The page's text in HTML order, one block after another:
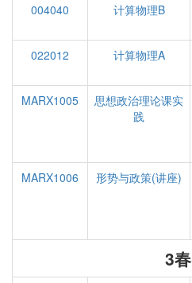
004040
计算物理B
022012
计算物理A
MARX1005
思想政治理论课实
践
MARX1006
形势与政策(讲座)
3春